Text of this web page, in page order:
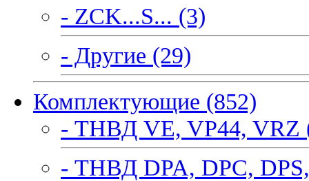
- ZCK...S... (3)
- Другие (29)
Комплектующие (852)
- ТНВД VE, VP44, VRZ
- ТНВД DPA, DPC,